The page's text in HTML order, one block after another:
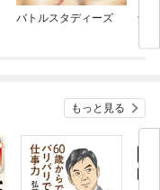
バトルスタディーズ 剣
もっと見る